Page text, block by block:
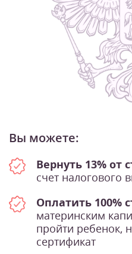
Вы можете:
Вернуть 13% от
счет налогового
Оплатить 100%
материнским
пройти ребенок,
сертификат